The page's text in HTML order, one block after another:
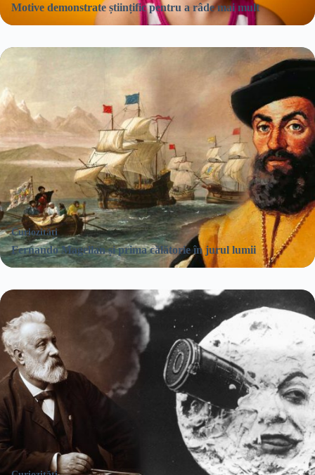
Motive demonstrate științific pentru a râde mai mult
Curiozități
Fernando Magellan și prima călătorie în jurul lumii